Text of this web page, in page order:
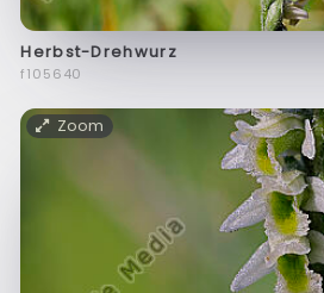
Herbst-Drehwurz
f105640
Zoom